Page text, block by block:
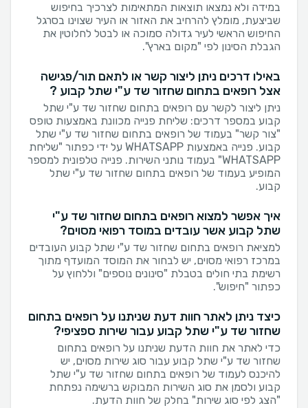
במידה ולא נמצאו תוצאות המתאימות לצרכיך בחיפוש
שביצעת, מומלץ להרחיב את האזור או העיר שצוינו בסרגל
החיפוש הראשי לעיר גדולה סמוכה או לבטל לחלוטין את
הגבלת הסינון לפי "מקום בארץ".
באילו דרכים ניתן ליצור קשר או לתאם תור/פגישה
אצל רופאים בתחום שחזור שד ע"י שתל קבוע ?
ניתן ליצור לקשר עם רופאים בתחום שחזור שד ע"י שתל
קבוע במספר דרכים: שליחת פנייה מכוונת באמצעות טופס
"צור קשר" בעמוד של רופאים בתחום שחזור שד ע"י שתל
קבוע. פנייה באמצעות WHATSAPP על ידי כפתור "שליחת
WHATSAPP" בעמוד נותני השירות. פנייה טלפונית למספר
המופיע בעמוד של רופאים בתחום שחזור שד ע"י שתל
קבוע.
איך אפשר למצוא רופאים בתחום שחזור שד ע"י
שתל קבוע אשר עובדים במוסד רפואי מסוים?
למציאת רופאים בתחום שחזור שד ע"י שתל קבוע העובדים
במרכז רפואי מסוים, יש לבחור את המוסד המועדף מתוך
רשימת בתי חולים בטבלת "סינונים נוספים" וללחוץ על
כפתור "חיפוש".
כיצד ניתן לאתר חוות דעת שניתנו על רופאים בתחום
שחזור שד ע"י שתל קבוע עבור שירות ספציפי?
כדי לאתר את חוות הדעת שניתנו על רופאים בתחום
שחזור שד ע"י שתל קבוע עבור סוג שירות מסוים, יש
להיכנס לעמוד של רופאים בתחום שחזור שד ע"י שתל
קבוע ולסמן את סוג השירות המבוקש ברשימה נפתחת
"הצג לפי סוג שירות" בחלק של חוות הדעת.